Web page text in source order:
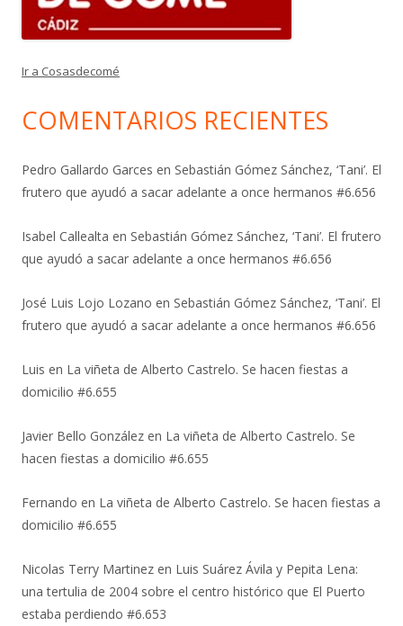
Ir a Cosasdecomé
COMENTARIOS RECIENTES
Pedro Gallardo Garces en Sebastián Gómez Sánchez, ‘Tani’. El
frutero que ayudó a sacar adelante a once hermanos #6.656
Isabel Callealta en Sebastián Gómez Sánchez, ‘Tani’. El frutero
que ayudó a sacar adelante a once hermanos #6.656
José Luis Lojo Lozano en Sebastián Gómez Sánchez, ‘Tani’. El
frutero que ayudó a sacar adelante a once hermanos #6.656
Luis en La viñeta de Alberto Castrelo. Se hacen fiestas a
domicilio #6.655
Javier Bello González en La viñeta de Alberto Castrelo. Se
hacen fiestas a domicilio #6.655
Fernando en La viñeta de Alberto Castrelo. Se hacen fiestas a
domicilio #6.655
Nicolas Terry Martinez en Luis Suárez Ávila y Pepita Lena:
una tertulia de 2004 sobre el centro histórico que El Puerto
estaba perdiendo #6.653